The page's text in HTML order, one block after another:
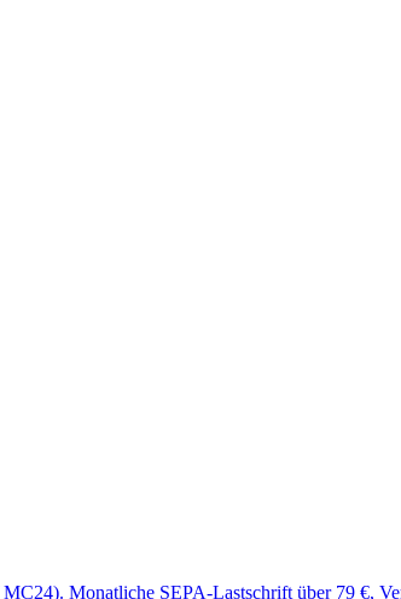
Monatliche SEPA-Lastschrift über 79 €,